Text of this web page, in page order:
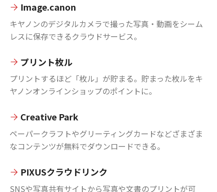
Image.canon
キヤノンのデジタルカメラで撮った写真・動画をシーム
レスに保存できるクラウドサービス。
プリント枚ル
プリントするほど「枚ル」が貯まる。貯まった枚ルをキ
ヤノンオンラインショップのポイントに。
Creative Park
ペーパークラフトやグリーティングカードなどざまざま
なコンテンツが無料でダウンロードできる。
PIXUSクラウドリンク
SNSや写真共有サイトから写真や文書のプリントが可